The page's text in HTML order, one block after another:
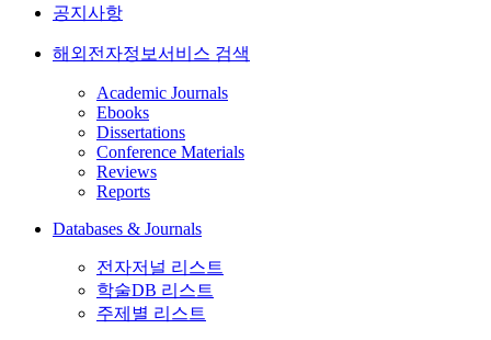
공지사항
해외전자정보서비스 검색
Academic Journals
Ebooks
Dissertations
Conference Materials
Reviews
Reports
Databases & Journals
전자저널 리스트
학술DB 리스트
주제별 리스트